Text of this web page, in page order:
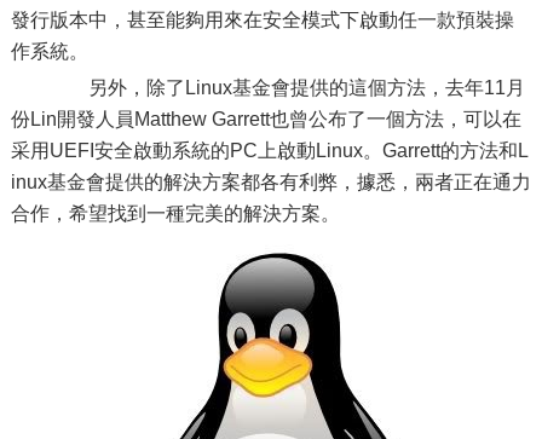
發行版本中，甚至能夠用來在安全模式下啟動任一款預裝操
作系統。
另外，除了Linux基金會提供的這個方法，去年11月
份Lin開發人員Matthew Garrett也曾公布了一個方法，可以在
采用UEFI安全啟動系統的PC上啟動Linux。Garrett的方法和L
inux基金會提供的解決方案都各有利弊，據悉，兩者正在通力
合作，希望找到一種完美的解決方案。